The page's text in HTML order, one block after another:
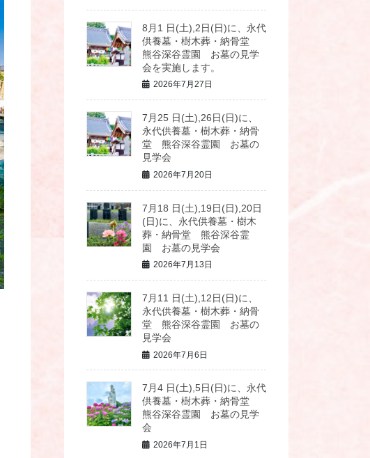
8月1 日(土),2日(日)に、永代
供養墓・樹木葬・納骨堂
熊谷深谷霊園 お墓の見学
会を実施します。
2026年7月27日
7月25 日(土),26日(日)に、
永代供養墓・樹木葬・納骨
堂 熊谷深谷霊園 お墓の
見学会
2026年7月20日
7月18 日(土),19日(日),20日
(日)に、永代供養墓・樹木
葬・納骨堂 熊谷深谷霊
園 お墓の見学会
2026年7月13日
7月11 日(土),12日(日)に、
永代供養墓・樹木葬・納骨
堂 熊谷深谷霊園 お墓の
見学会
2026年7月6日
7月4 日(土),5日(日)に、永代
供養墓・樹木葬・納骨堂
熊谷深谷霊園 お墓の見学
会
2026年7月1日